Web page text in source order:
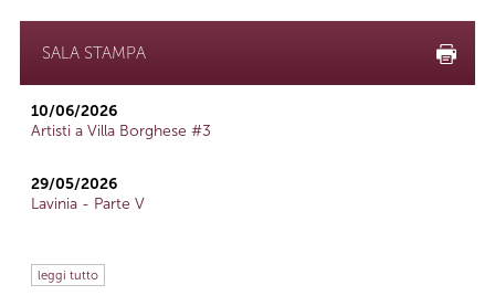
SALA STAMPA
10/06/2026
Artisti a Villa Borghese #3
29/05/2026
Lavinia - Parte V
leggi tutto